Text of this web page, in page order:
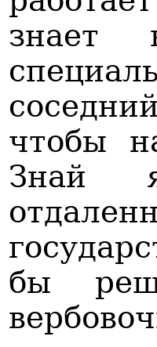
чтобы
Знай
бы